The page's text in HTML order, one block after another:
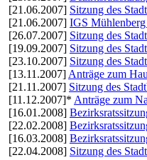
[21.06.2007] Sitzung des
[21.06.2007] IGS
[26.07.2007] Sitzung des
[19.09.2007] Sitzung des
[23.10.2007] Sitzung des
[13.11.2007] Anträge zum
[21.11.2007] Sitzung des
[11.12.2007]* Anträge zum
[16.01.2008]
[22.02.2008]
[16.03.2008]
[22.04.2008] Sitzung des